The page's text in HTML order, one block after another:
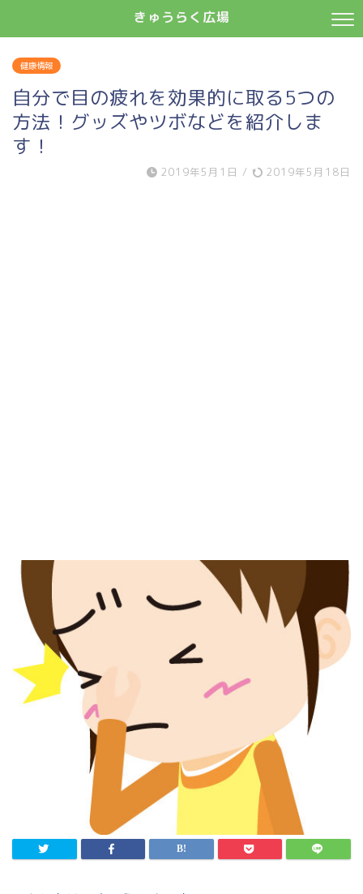
きゅうらく広場
健康情報
自分で目の疲れを効果的に取る5つの
方法！グッズやツボなどを紹介しま
す！
2019年5月1日 / 2019年5月18日